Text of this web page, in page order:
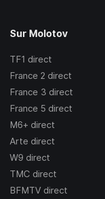
Sur Molotov
TF1 direct
France 2 direct
France 3 direct
France 5 direct
M6+ direct
Arte direct
W9 direct
TMC direct
BFMTV direct